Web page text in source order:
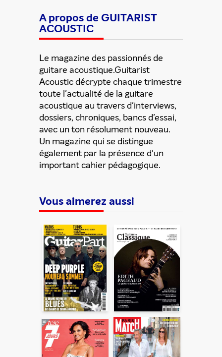
A propos de GUITARIST
ACOUSTIC
Le magazine des passionnés de
guitare acoustique.Guitarist
Acoustic décrypte chaque trimestre
toute l'actualité de la guitare
acoustique au travers d'interviews,
dossiers, chroniques, bancs d'essai,
avec un ton résolument nouveau.
Un magazine qui se distingue
également par la présence d'un
important cahier pédagogique.
Vous aimerez aussi